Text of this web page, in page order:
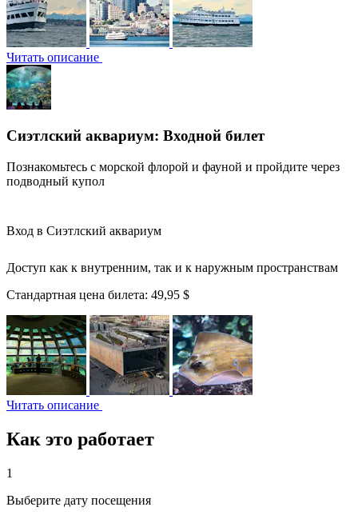
Читать описание
Сиэтлский аквариум: Входной билет
Познакомьтесь с морской флорой и фауной и пройдите через
подводный купол
Вход в Сиэтлский аквариум
Доступ как к внутренним, так и к наружным пространствам
Стандартная цена билета: 49,95 $
Читать описание
Как это работает
1
Выберите дату посещения